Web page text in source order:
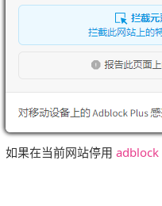
如果在当前网站停用 adblock